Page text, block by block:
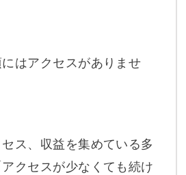
はアクセスがありませ
ス、収益を集めている多
クセスが少なくても続け